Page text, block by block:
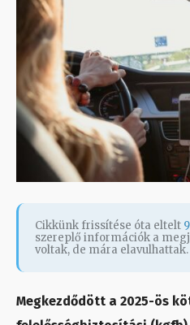
Cikkünk frissítése óta eltelt
szereplő információk a
voltak, de mára elavulhattak.
Megkezdődött a 2025-ös